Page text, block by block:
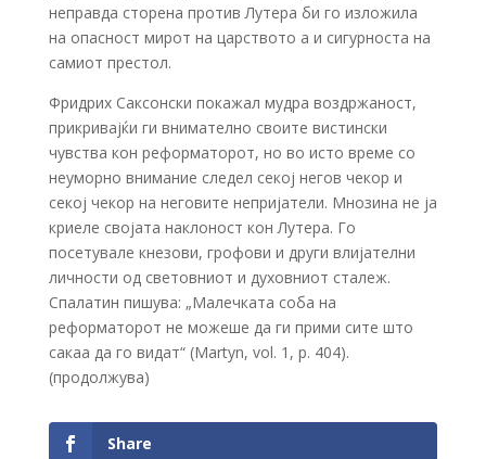
неправда сторена против Лутера би го изложила
на опасност мирот на царството а и сигурноста на
самиот престол.
Фридрих Саксонски покажал мудра воздржаност,
прикривајќи ги внимателно своите вистински
чувства кон реформаторот, но во исто време со
неуморно внимание следел секој негов чекор и
секој чекор на неговите непријатели. Мнозина не ја
криеле својата наклоност кон Лутера. Го
посетувале кнезови, грофови и други влијателни
личности од световниот и духовниот сталеж.
Спалатин пишува: „Малечката соба на
реформаторот не можеше да ги прими сите што
сакаа да го видат“ (Martyn, vol. 1, p. 404).
(продолжува)
Share